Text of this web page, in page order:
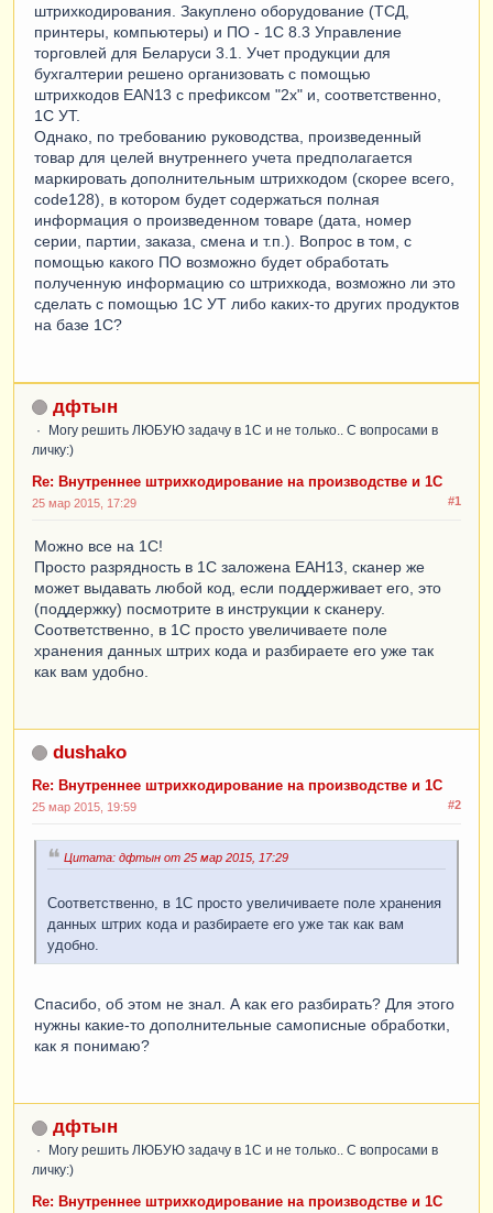
штрихкодирования. Закуплено оборудование (ТСД,
принтеры, компьютеры) и ПО - 1С 8.3 Управление
торговлей для Беларуси 3.1. Учет продукции для
бухгалтерии решено организовать с помощью
штрихкодов EAN13 с префиксом "2х" и, соответственно,
1С УТ.
Однако, по требованию руководства, произведенный
товар для целей внутреннего учета предполагается
маркировать дополнительным штрихкодом (скорее всего,
code128), в котором будет содержаться полная
информация о произведенном товаре (дата, номер
серии, партии, заказа, смена и т.п.). Вопрос в том, с
помощью какого ПО возможно будет обработать
полученную информацию со штрихкода, возможно ли это
сделать с помощью 1С УТ либо каких-то других продуктов
на базе 1С?
дфтын
Могу решить ЛЮБУЮ задачу в 1С и не только.. С вопросами в
личку:)
Re: Внутреннее штрихкодирование на производстве и 1С
#1
25 мар 2015, 17:29
Можно все на 1С!
Просто разрядность в 1С заложена ЕАН13, сканер же
может выдавать любой код, если поддерживает его, это
(поддержку) посмотрите в инструкции к сканеру.
Соответственно, в 1С просто увеличиваете поле
хранения данных штрих кода и разбираете его уже так
как вам удобно.
dushako
Re: Внутреннее штрихкодирование на производстве и 1С
#2
25 мар 2015, 19:59
Цитата: дфтын от 25 мар 2015, 17:29
Соответственно, в 1С просто увеличиваете поле хранения
данных штрих кода и разбираете его уже так как вам
удобно.
Спасибо, об этом не знал. А как его разбирать? Для этого
нужны какие-то дополнительные самописные обработки,
как я понимаю?
дфтын
Могу решить ЛЮБУЮ задачу в 1С и не только.. С вопросами в
личку:)
Re: Внутреннее штрихкодирование на производстве и 1С